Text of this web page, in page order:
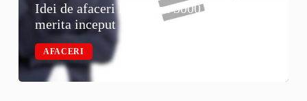
Idei de afaceri la tara cu 5000 de euro: ce
merita inceput
AFACERI